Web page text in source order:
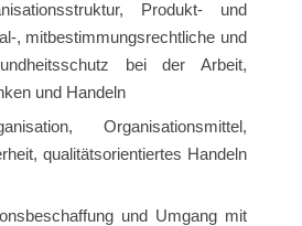
Produkt- und
, mitbestimmungsrechtliche und
bei der Arbeit,
und Handeln
Organisationsmittel,
qualitätsorientiertes Handeln
und Umgang mit